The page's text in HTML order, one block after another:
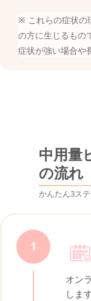
※ これらの症状の
の方に生じるもの
症状が強い場合や
中用量
の流れ
かんたん3ス
1
オン
します